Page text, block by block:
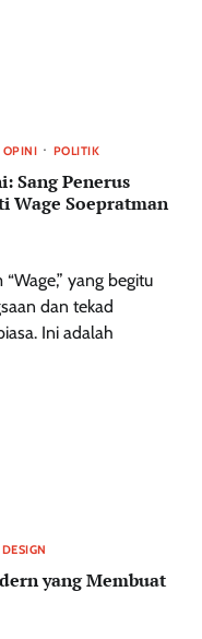
OPINI POLITIK
Sang Penerus
Wage Soepratman
yang begitu
dan tekad
Ini adalah
DESIGN
yang Membuat